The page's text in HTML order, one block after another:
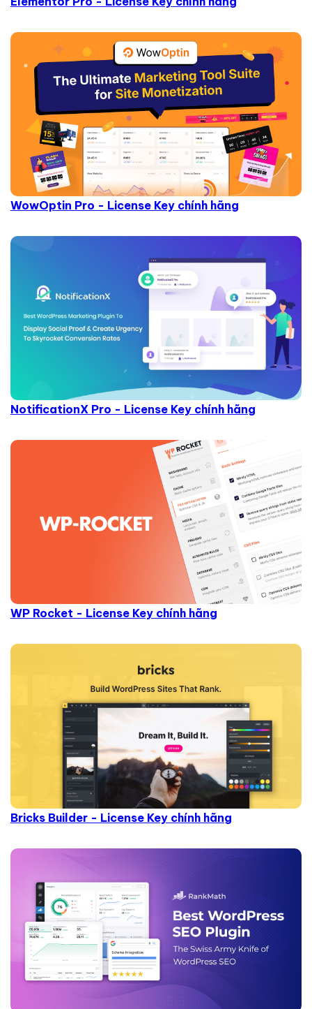
WowOptin Pro - License Key chính hãng
NotificationX Pro - License Key chính hãng
WP Rocket - License Key chính hãng
Bricks Builder - License Key chính hãng